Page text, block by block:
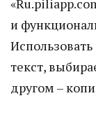
и
текст,
другом –